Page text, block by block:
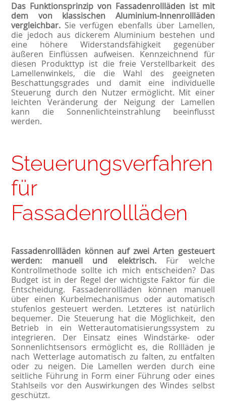
Das Funktionsprinzip von Fassadenrollläden ist mit
dem von klassischen Aluminium-Innenrollläden
vergleichbar. Sie verfügen ebenfalls über Lamellen,
die jedoch aus dickerem Aluminium bestehen und
eine höhere Widerstandsfähigkeit gegenüber
äußeren Einflüssen aufweisen. Kennzeichnend für
diesen Produkttyp ist die freie Verstellbarkeit des
Lamellenwinkels, die die Wahl des geeigneten
Beschattungsgrades und damit eine individuelle
Steuerung durch den Nutzer ermöglicht. Mit einer
leichten Veränderung der Neigung der Lamellen
kann die Sonnenlichteinstrahlung beeinflusst
werden.
Steuerungsverfahren
für
Fassadenrollläden
Fassadenrollläden können auf zwei Arten gesteuert
werden: manuell und elektrisch.Für welche
Kontrollmethode sollte ich mich entscheiden? Das
Budget ist in der Regel der wichtigste Faktor für die
Entscheidung. Fassadenrollläden können manuell
über einen Kurbelmechanismus oder automatisch
stufenlos gesteuert werden. Letzteres ist natürlich
bequemer. Die Steuerung hat die Möglichkeit, den
Betrieb in ein Wetterautomatisierungssystem zu
integrieren. Der Einsatz eines Windstärke- oder
Sonnenlichtsensors ermöglicht es, die Rollläden je
nach Wetterlage automatisch zu falten, zu entfalten
oder zu neigen. Die Lamellen werden durch eine
seitliche Führung in Form einer Führung oder eines
Stahlseils vor den Auswirkungen des Windes selbst
geschützt.